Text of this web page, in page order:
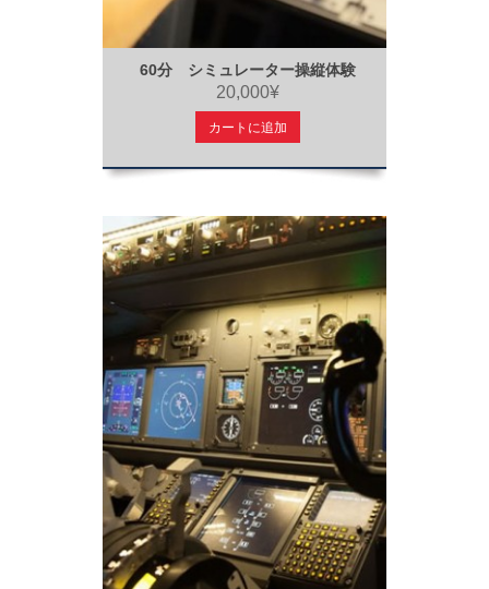
60分 シミュレーター操縦体験
20,000¥
カートに追加